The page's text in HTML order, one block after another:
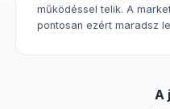
működéssel telik. A
pontosan ezért maradsz
A